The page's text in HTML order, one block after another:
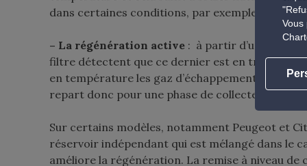
dans certaines conditions, par exemple lors
– La régénération active : à partir d’un certain
filtre détectent que ce dernier est en train de
en température les gaz d’échappement par
repart donc pour une phase de collecte allant de
Sur certains modèles, notamment Peugeot et
réservoir indépendant qui est mélangé dans le
améliore la régénération. La remise à niveau
Vous